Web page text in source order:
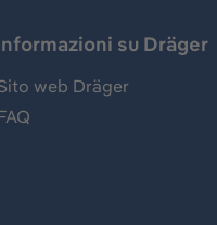
su Dräger
web Dräger